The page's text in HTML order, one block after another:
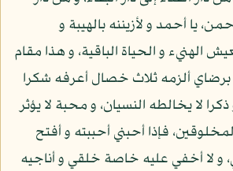
يا أحمد و لأزيننه بالهيبة و
الهنيء و الحياة الباقية، و هذا مقام
ألزمه ثلاث خصال أعرفه شكرا
لا يخالطه النسيان، و محبة لا يؤثر
فإذا أحبني أحببته و أفتح
و لا أخفي عليه خاصة خلقي و أناجيه